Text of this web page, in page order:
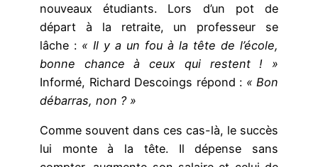
nouveaux étudiants. Lors d’un pot de
départ à la retraite, un professeur se
lâche : « Il y a un fou à la tête de l’école,
bonne chance à ceux qui restent ! »
Informé, Richard Descoings répond : « Bon
débarras, non ? »
Comme souvent dans ces cas-là, le succès
lui monte à la tête. Il dépense sans